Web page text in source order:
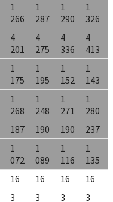
1
266
1
287
1
290
1
326
4
201
4
275
4
336
4
413
1
175
1
195
1
152
1
143
1
268
1
248
1
271
1
280
187 190 190 237
1
072
1
089
1
116
1
135
16 16 16 16
3 3 3 3